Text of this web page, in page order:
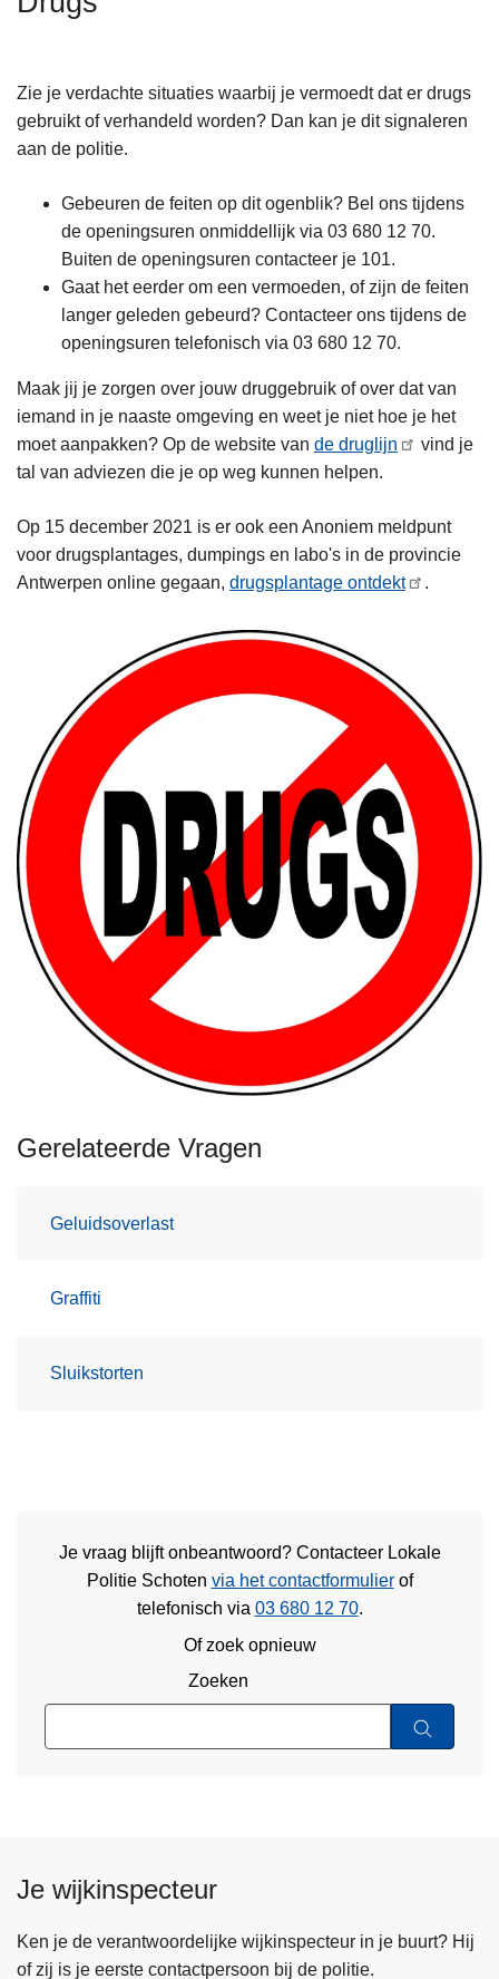
Zie je verdachte situaties waarbij je vermoedt dat er drugs
gebruikt of verhandeld worden? Dan kan je dit signaleren
aan de politie.
Gebeuren de feiten op dit ogenblik? Bel ons tijdens
de openingsuren onmiddellijk via 03 680 12 70.
Buiten de openingsuren contacteer je 101.
Gaat het eerder om een vermoeden, of zijn de feiten
langer geleden gebeurd? Contacteer ons tijdens de
openingsuren telefonisch via 03 680 12 70.
Maak jij je zorgen over jouw druggebruik of over dat van
iemand in je naaste omgeving en weet je niet hoe je het
moet aanpakken? Op de website van de druglijn
vind je
tal van adviezen die je op weg kunnen helpen.
Op 15 december 2021 is er ook een Anoniem meldpunt
voor drugsplantages, dumpings en labo's in de provincie
Antwerpen online gegaan, drugsplantage ontdekt .
Gerelateerde Vragen
Geluidsoverlast
Graffiti
Sluikstorten
Je vraag blijft onbeantwoord? Contacteer Lokale
Politie Schoten via het contactformulierof
telefonisch via 03 680 12 70.
Of zoek opnieuw
Zoeken
Je wijkinspecteur
Ken je de verantwoordelijke wijkinspecteur in je buurt? Hij
of zij is je eerste contactpersoon bij de politie.